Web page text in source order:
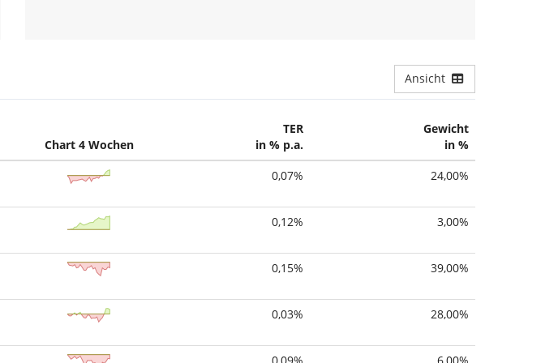
Ansicht
Chart 4 Wochen
TER
in % p.a.
Gewicht
in %
0,07% 24,00%
0,12% 3,00%
0,15% 39,00%
0,03% 28,00%